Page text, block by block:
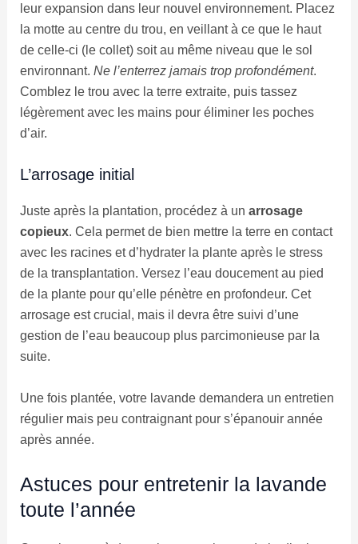
leur expansion dans leur nouvel environnement. Placez
la motte au centre du trou, en veillant à ce que le haut
de celle-ci (le collet) soit au même niveau que le sol
environnant. Ne l’enterrez jamais trop profondément.
Comblez le trou avec la terre extraite, puis tassez
légèrement avec les mains pour éliminer les poches
d’air.
L’arrosage initial
Juste après la plantation, procédez à un arrosage
copieux. Cela permet de bien mettre la terre en contact
avec les racines et d’hydrater la plante après le stress
de la transplantation. Versez l’eau doucement au pied
de la plante pour qu’elle pénètre en profondeur. Cet
arrosage est crucial, mais il devra être suivi d’une
gestion de l’eau beaucoup plus parcimonieuse par la
suite.
Une fois plantée, votre lavande demandera un entretien
régulier mais peu contraignant pour s’épanouir année
après année.
Astuces pour entretenir la lavande
toute l’année